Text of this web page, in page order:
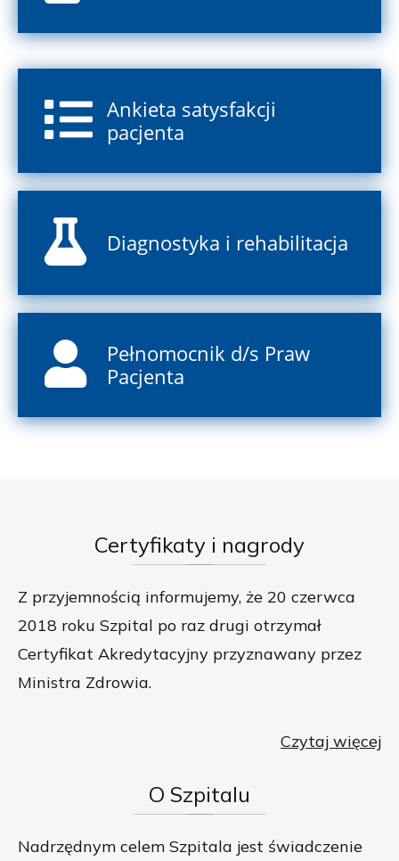
Ankieta satysfakcji
pacjenta
Diagnostyka i rehabilitacja
Pełnomocnik d/s Praw
Pacjenta
Certyfikaty i nagrody
Z przyjemnością informujemy, że 20 czerwca
2018 roku Szpital po raz drugi otrzymał
Certyfikat Akredytacyjny przyznawany przez
Ministra Zdrowia.
Czytaj więcej
O Szpitalu
Nadrzędnym celem Szpitala jest świadczenie